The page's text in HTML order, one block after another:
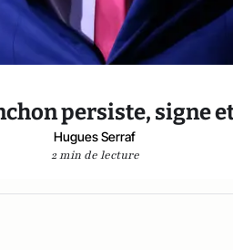
persiste, signe
Hugues Serraf
2 min de lecture